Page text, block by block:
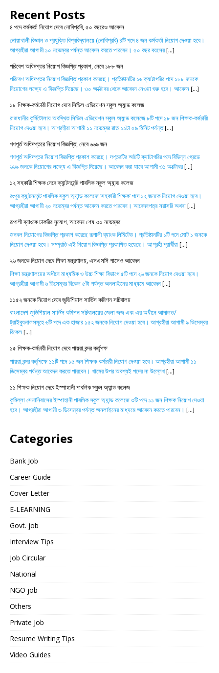
Recent Posts
৪ পদে কর্মকর্তা নিয়োগ দেবে নোবিপ্রবি, ৫০ বছরেও আবেদন
নোয়াখালী বিজ্ঞান ও প্রযুক্তি বিশ্ববিদ্যালয়ে (নোবিপ্রবি) ৪টি পদে ৪ জন কর্মকর্তা নিয়োগ দেওয়া হবে।
আগ্রহীরা আগামী ১০ নভেম্বর পর্যন্ত আবেদন করতে পারবেন। ৫০ বছর বয়সের[...]
পরিবেশ অধিদপ্তর নিয়োগ বিজ্ঞপ্তি প্রকাশ, নেবে ১৮৮ জন
পরিবেশ অধিদপ্তর নিয়োগ বিজ্ঞপ্তি প্রকাশ করেছে। প্রতিষ্ঠানটির ১৬ ক্যাটাগরির পদে ১৮৮ জনকে
নিয়োগের লক্ষ্যে এ বিজ্ঞপ্তি দিয়েছে। ৩০ অক্টোবর থেকে আবেদন নেওয়া শুরু হবে। আবেদন[...]
১৮ শিক্ষক-কর্মচারী নিয়োগ দেবে সিভিল এভিয়েশন স্কুল অ্যান্ড কলেজ
রাজধানীর কুর্মিটোলায় অবস্থিত সিভিল এভিয়েশন স্কুল অ্যান্ড কলেজে ৮টি পদে ১৮ জন শিক্ষক-কর্মচারী
নিয়োগ দেওয়া হবে। আগ্রহীরা আগামী ১১ নভেম্বর রাত ১১টা ৫৯ মিনিট পর্যন্ত[...]
গণপূর্ত অধিদপ্তরে নিয়োগ বিজ্ঞপ্তি, নেবে ৬৬৯ জন
গণপূর্ত অধিদপ্তর নিয়োগ বিজ্ঞপ্তি প্রকাশ করেছে। দপ্তরটির আটটি ক্যাটাগরির পদে বিভিন্ন গ্রেডে
৬৬৯ জনকে নিয়োগের লক্ষ্যে এ বিজ্ঞপ্তি দিয়েছে। আবেদন করা যাবে আগামী ৩১ অক্টোবর[...]
১২ সহকারী শিক্ষক নেবে ক্যান্টনমেন্ট পাবলিক স্কুল অ্যান্ড কলেজ
রংপুর ক্যান্টনমেন্ট পাবলিক স্কুল অ্যান্ড কলেজে ‘সহকারী শিক্ষক’ পদে ১২ জনকে নিয়োগ দেওয়া হবে।
আগ্রহীরা আগামী ২০ নভেম্বর পর্যন্ত আবেদন করতে পারবেন। আবেদনপত্র সরাসরি অথবা[...]
রূপালী ব্যাংকে চাকরির সুযোগ, আবেদন শেষ ৩০ নভেম্বর
জনবল নিয়োগের বিজ্ঞপ্তি প্রকাশ করেছে রূপালী ব্যাংক লিমিটেড। প্রতিষ্ঠানটির ১টি পদে মোট ১ জনকে
নিয়োগ দেওয়া হবে। সম্প্রতি এই নিয়োগ বিজ্ঞপ্তি প্রকাশিত হয়েছে। আগ্রহী প্রার্থীরা[...]
২৬ জনকে নিয়োগ দেবে শিক্ষা মন্ত্রণালয়, এসএসসি পাসেও আবেদন
শিক্ষা মন্ত্রণালয়ের অধীনে মাধ্যমিক ও উচ্চ শিক্ষা বিভাগে ৫টি পদে ২৬ জনকে নিয়োগ দেওয়া হবে।
আগ্রহীরা আগামী ৬ ডিসেম্বর বিকেল ৫টা পর্যন্ত অনলাইনের মাধ্যমে আবেদন[...]
১১৫২ জনকে নিয়োগ দেবে জুডিশিয়াল সার্ভিস কমিশন সচিবালয়
বাংলাদেশ জুডিশিয়াল সার্ভিস কমিশন সচিবালয়ের জেলা জজ এবং এর অধীনে আদালত/
ট্রাইব্যুনালসমূহে ৬টি পদে এক হাজার ১৫২ জনকে নিয়োগ দেওয়া হবে। আগ্রহীরা আগামী ৯ ডিসেম্বর
বিকেল[...]
১৫ শিক্ষক-কর্মচারী নিয়োগ দেবে পায়রা বন্দর কর্তৃপক্ষ
পায়রা বন্দর কর্তৃপক্ষে ১১টি পদে ১৫ জন শিক্ষক-কর্মচারী নিয়োগ দেওয়া হবে। আগ্রহীরা আগামী ১১
ডিসেম্বর পর্যন্ত আবেদন করতে পারবেন। খামের উপর অবশ্যই পদের না উল্লেখ[...]
১১ শিক্ষক নিয়োগ দেবে ইস্পাহানী পাবলিক স্কুল অ্যান্ড কলেজ
কুমিল্লা সেনানিবাসের ইস্পাহানী পাবলিক স্কুল অ্যান্ড কলেজে ৩টি পদে ১১ জন শিক্ষক নিয়োগ দেওয়া
হবে। আগ্রহীরা আগামী ৩ ডিসেম্বর পর্যন্ত অনলাইনের মাধ্যমে আবেদন করতে পারবেন। [...]
Categories
Bank Job
Career Guide
Cover Letter
E-LEARNING
Govt. job
Interview Tips
Job Circular
National
NGO job
Others
Private Job
Resume Writing Tips
Video Guides